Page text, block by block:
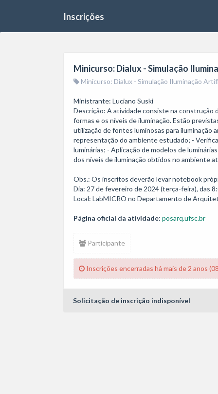
Inscrições
Minicurso: Dialux - Simulação
Minicurso: Dialux - Simulação Iluminação
Ministrante: Luciano Suski
Descrição: A atividade consiste na construção
formas e os níveis de iluminação. Estão
utilização de fontes luminosas para iluminação
representação do ambiente estudado; -
luminárias; - Aplicação de modelos de
dos níveis de iluminação obtidos no ambiente
Obs.: Os inscritos deverão levar notebook
Dia: 27 de fevereiro de 2024 (terça-feira), das
Local: LabMICRO no Departamento de
Página oficial da atividade: posarq.ufsc.br
Participante
Inscrições encerradas há mais de 2 anos
Solicitação de inscrição indisponível